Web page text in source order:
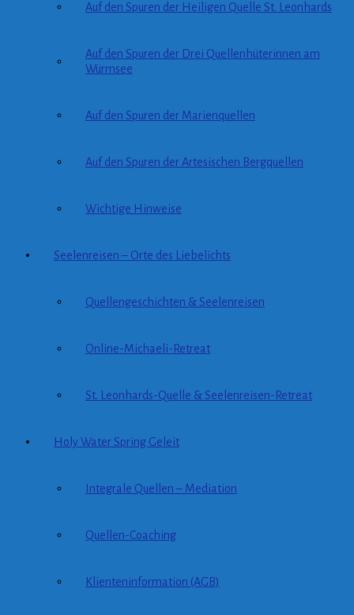
Auf den Spuren der Heiligen Quelle St. Leonhards
Auf den Spuren der Drei Quellenhüterinnen am
Würmsee
Auf den Spuren der Marienquellen
Auf den Spuren der Artesischen Bergquellen
Wichtige Hinweise
Seelenreisen – Orte des Liebelichts
Quellengeschichten & Seelenreisen
Online-Michaeli-Retreat
St. Leonhards-Quelle & Seelenreisen-Retreat
Holy Water Spring Geleit
Integrale Quellen – Mediation
Quellen-Coaching
Klienteninformation (AGB)